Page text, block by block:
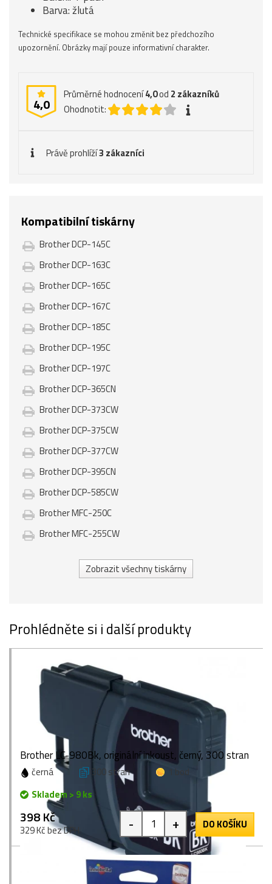
Barva: žlutá
Technické specifikace se mohou změnit bez předchozího
upozornění. Obrázky mají pouze informativní charakter.
4,0
Průměrné hodnocení4,0od 2 zákazníků
Ohodnotit:
Právě prohlíží3 zákazníci
Kompatibilní tiskárny
Brother DCP-145C
Brother DCP-163C
Brother DCP-165C
Brother DCP-167C
Brother DCP-185C
Brother DCP-195C
Brother DCP-197C
Brother DCP-365CN
Brother DCP-373CW
Brother DCP-375CW
Brother DCP-377CW
Brother DCP-395CN
Brother DCP-585CW
Brother MFC-250C
Brother MFC-255CW
Zobrazit všechny tiskárny
Prohlédněte si i další produkty
Brother LC-980Bk, originální inkoust, černý, 300 stran
černá 300 stran
1 bod
Skladem > 9 ks
398 Kč
329 Kč bez DPH - + DO KOŠÍKU